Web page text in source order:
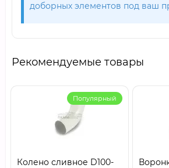
доборных элементов под ваш
Рекомендуемые товары
Популярный
Колено сливное D100-